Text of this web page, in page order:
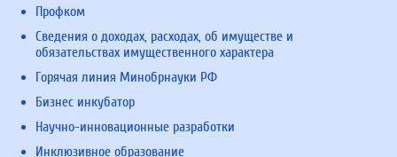
Профком
Сведения о доходах, расходах, об имуществе и
обязательствах имущественного характера
Горячая линия Минобрнауки РФ
Бизнес инкубатор
Научно-инновационные разработки
Инклюзивное образование